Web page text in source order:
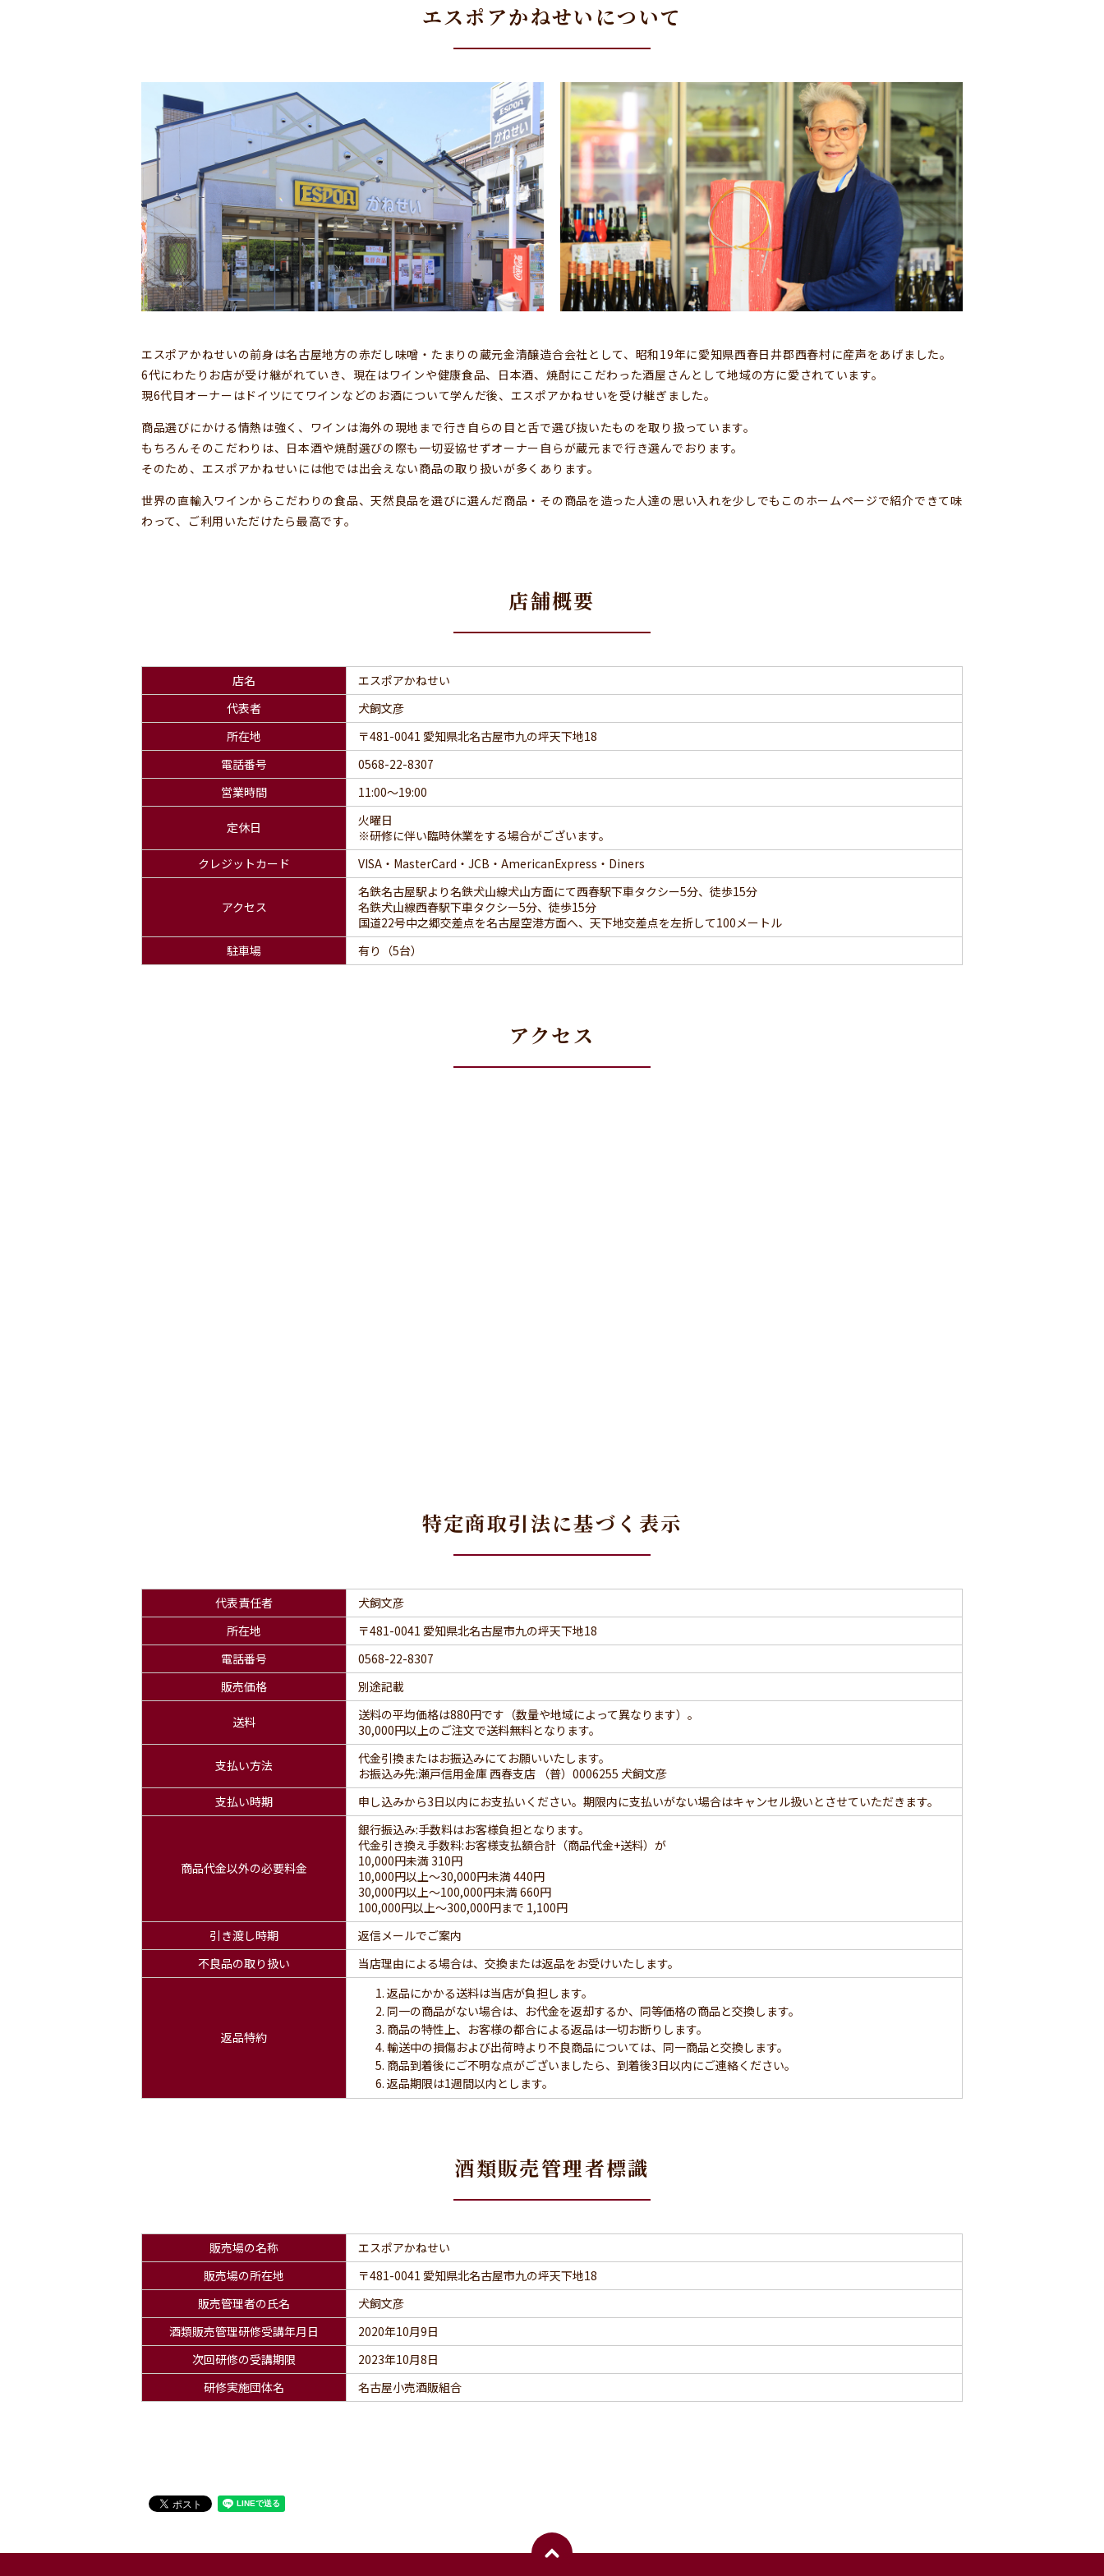
エスポアかねせいについて
エスポアかねせいの前身は名古屋地方の赤だし味噌・たまりの蔵元金清醸造合会社として、昭和19年に愛知県西春日井郡西春村に産声をあげました。
6代にわたりお店が受け継がれていき、現在はワインや健康食品、日本酒、焼酎にこだわった酒屋さんとして地域の方に愛されています。
現6代目オーナーはドイツにてワインなどのお酒について学んだ後、エスポアかねせいを受け継ぎました。
商品選びにかける情熱は強く、ワインは海外の現地まで行き自らの目と舌で選び抜いたものを取り扱っています。
もちろんそのこだわりは、日本酒や焼酎選びの際も一切妥協せずオーナー自らが蔵元まで行き選んでおります。
そのため、エスポアかねせいには他では出会えない商品の取り扱いが多くあります。
世界の直輸入ワインからこだわりの食品、天然良品を選びに選んだ商品・その商品を造った人達の思い入れを少しでもこのホームページで紹介できて味
わって、ご利用いただけたら最高です。
店舗概要
店名
エスポアかねせい
代表者
犬飼文彦
所在地
〒481-0041 愛知県北名古屋市九の坪天下地18
電話番号
0568-22-8307
営業時間
11:00～19:00
定休日
火曜日
※研修に伴い臨時休業をする場合がございます。
クレジットカード
VISA・MasterCard・JCB・AmericanExpress・Diners
アクセス
名鉄名古屋駅より名鉄犬山線犬山方面にて西春駅下車タクシー5分、徒歩15分
名鉄犬山線西春駅下車タクシー5分、徒歩15分
国道22号中之郷交差点を名古屋空港方面へ、天下地交差点を左折して100メートル
駐車場
有り（5台）
アクセス
特定商取引法に基づく表示
代表責任者
犬飼文彦
所在地
〒481-0041 愛知県北名古屋市九の坪天下地18
電話番号
0568-22-8307
販売価格
別途記載
送料
送料の平均価格は880円です（数量や地域によって異なります）。
30,000円以上のご注文で送料無料となります。
支払い方法
代金引換またはお振込みにてお願いいたします。
お振込み先:瀬戸信用金庫 西春支店 （普）0006255 犬飼文彦
支払い時期
申し込みから3日以内にお支払いください。期限内に支払いがない場合はキャンセル扱いとさせていただきます。
商品代金以外の必要料金
銀行振込み:手数料はお客様負担となります。
代金引き換え手数料:お客様支払額合計（商品代金+送料）が
10,000円未満 310円
10,000円以上～30,000円未満 440円
30,000円以上～100,000円未満 660円
100,000円以上～300,000円まで 1,100円
引き渡し時期
返信メールでご案内
不良品の取り扱い
当店理由による場合は、交換または返品をお受けいたします。
返品特約
返品にかかる送料は当店が負担します。
同一の商品がない場合は、お代金を返却するか、同等価格の商品と交換します。
商品の特性上、お客様の都合による返品は一切お断りします。
輸送中の損傷および出荷時より不良商品については、同一商品と交換します。
商品到着後にご不明な点がございましたら、到着後3日以内にご連絡ください。
返品期限は1週間以内とします。
酒類販売管理者標識
販売場の名称
エスポアかねせい
販売場の所在地
〒481-0041 愛知県北名古屋市九の坪天下地18
販売管理者の氏名
犬飼文彦
酒類販売管理研修受講年月日
2020年10月9日
次回研修の受講期限
2023年10月8日
研修実施団体名
名古屋小売酒販組合